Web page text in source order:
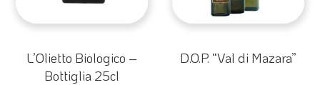
L’Olietto Biologico –
Bottiglia 25cl
D.O.P. “Val di Mazara”